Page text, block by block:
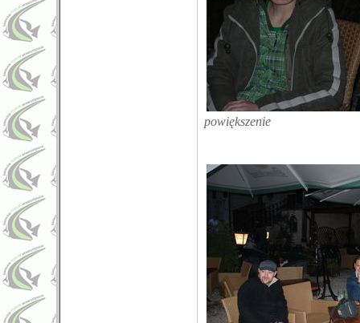
powiększenie